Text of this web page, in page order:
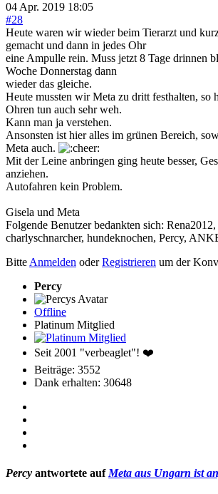
04 Apr. 2019 18:05
#28
Heute waren wir wieder beim Tierarzt und
gemacht und dann in jedes Ohr
eine Ampulle rein. Muss jetzt 8 Tage drinnen
Woche Donnerstag dann
wieder das gleiche.
Heute mussten wir Meta zu dritt festhalten, so
Ohren tun auch sehr weh.
Kann man ja verstehen.
Ansonsten ist hier alles im grünen Bereich,
Meta auch.
Mit der Leine anbringen ging heute besser,
anziehen.
Autofahren kein Problem.
Gisela und Meta
Folgende Benutzer bedankten sich: Rena2012,
charlyschnarcher, hundeknochen, Percy,
Bitte Anmelden oderRegistrieren um der
Percy
Offline
Platinum Mitglied
Seit 2001 "verbeaglet"! ❤️
Beiträge: 3552
Dank erhalten: 30648
Percy antwortete auf Meta aus Ungarn ist